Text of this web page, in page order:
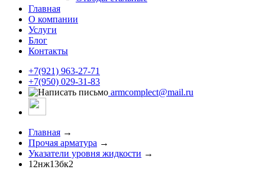
Главная
О компании
Услуги
Блог
Контакты
+7(921) 963-27-71
+7(950) 029-31-83
armcomplect@mail.ru
Главная →
Прочая арматура →
Указатели уровня жидкости →
12нж13бк2